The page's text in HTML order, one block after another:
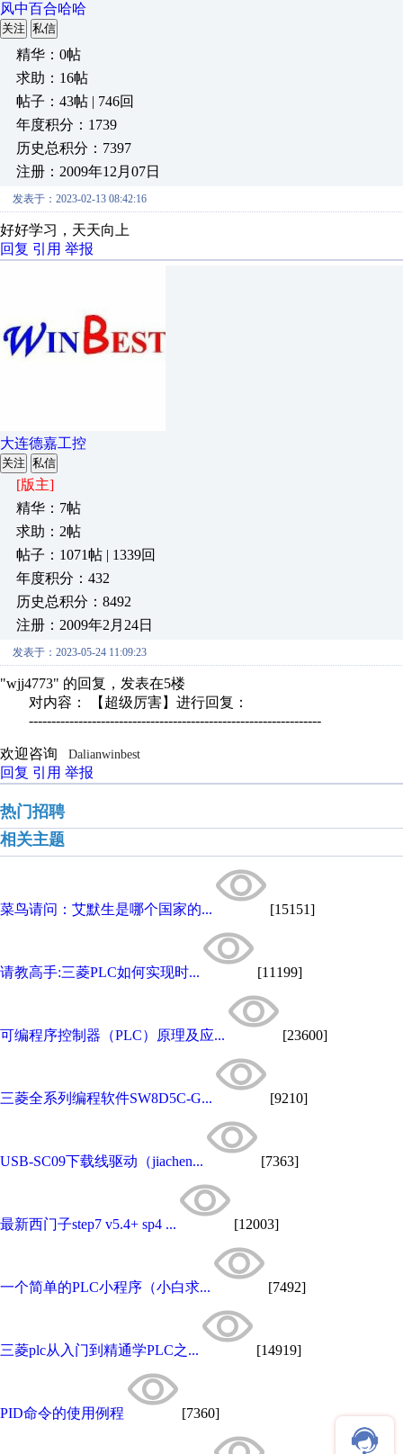
风中百合哈哈
关注 私信
精华：0帖
求助：16帖
帖子：43帖 | 746回
年度积分：1739
历史总积分：7397
注册：2009年12月07日
发表于：2023-02-13 08:42:16
好好学习，天天向上
回复 引用 举报
大连德嘉工控
关注 私信
[版主]
精华：7帖
求助：2帖
帖子：1071帖 | 1339回
年度积分：432
历史总积分：8492
注册：2009年2月24日
发表于：2023-05-24 11:09:23
"wjj4773" 的回复，发表在5楼
对内容： 【超级厉害】进行回复：
-----------------------------------------------------------------
欢迎咨询 Dalianwinbest
回复 引用 举报
热门招聘
相关主题
菜鸟请问：艾默生是哪个国家的... [15151]
请教高手:三菱PLC如何实现时... [11199]
可编程序控制器（PLC）原理及应... [23600]
三菱全系列编程软件SW8D5C-G... [9210]
USB-SC09下载线驱动（jiachen... [7363]
最新西门子step7 v5.4+ sp4 ... [12003]
一个简单的PLC小程序（小白求... [7492]
三菱plc从入门到精通学PLC之... [14919]
PID命令的使用例程 [7360]